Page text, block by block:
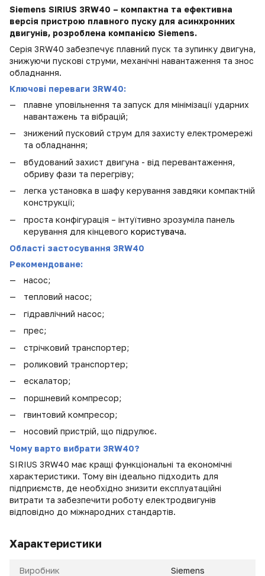
Siemens SIRIUS 3RW40 – компактна та ефективна
версія пристрою плавного пуску для асинхронних
двигунів, розроблена компанією Siemens.
Серія 3RW40 забезпечує плавний пуск та зупинку двигуна,
знижуючи пускові струми, механічні навантаження та знос
обладнання.
Ключові переваги 3RW40:
плавне уповільнення та запуск для мінімізації ударних
навантажень та вібрацій;
знижений пусковий струм для захисту електромережі
та обладнання;
вбудований захист двигуна - від перевантаження,
обриву фази та перегріву;
легка установка в шафу керування завдяки компактній
конструкції;
проста конфігурація – інтуїтивно зрозуміла панель
керування для кінцевого користувача.
Області застосування 3RW40
Рекомендоване:
насос;
тепловий насос;
гідравлічний насос;
прес;
стрічковий транспортер;
роликовий транспортер;
ескалатор;
поршневий компресор;
гвинтовий компресор;
носовий пристрій, що підрулює.
Чому варто вибрати 3RW40?
SIRIUS 3RW40 має кращі функціональні та економічні
характеристики. Тому він ідеально підходить для
підприємств, де необхідно знизити експлуатаційні
витрати та забезпечити роботу електродвигунів
відповідно до міжнародних стандартів.
Характеристики
Виробник Siemens